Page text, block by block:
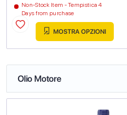
Non-Stock Item - Tempistica 4
Days from purchase
MOSTRA OPZIONI
Olio Motore